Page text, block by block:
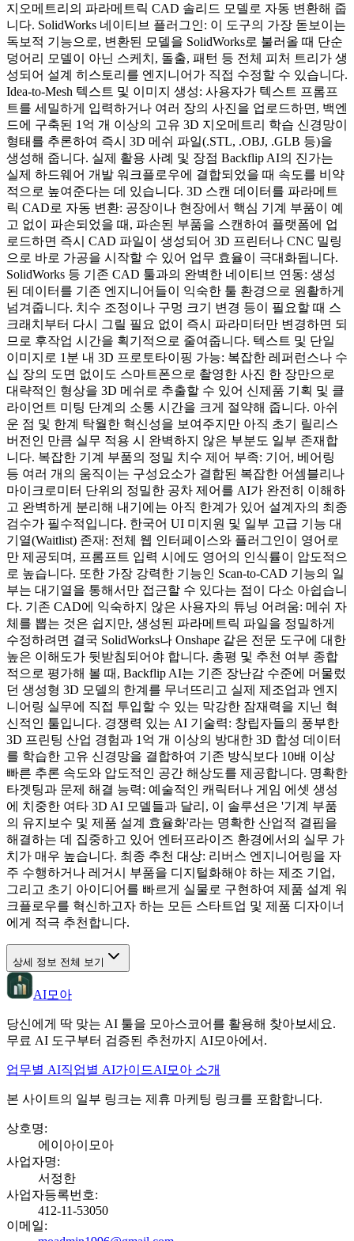
지오메트리의 파라메트릭 CAD 솔리드 모델로 자동 변환해 줍
니다. SolidWorks 네이티브 플러그인: 이 도구의 가장 돋보이는
독보적 기능으로, 변환된 모델을 SolidWorks로 불러올 때 단순
덩어리 모델이 아닌 스케치, 돌출, 패턴 등 전체 피처 트리가 생
성되어 설계 히스토리를 엔지니어가 직접 수정할 수 있습니다.
Idea-to-Mesh 텍스트 및 이미지 생성: 사용자가 텍스트 프롬프
트를 세밀하게 입력하거나 여러 장의 사진을 업로드하면, 백엔
드에 구축된 1억 개 이상의 고유 3D 지오메트리 학습 신경망이
형태를 추론하여 즉시 3D 메쉬 파일(.STL, .OBJ, .GLB 등)을
생성해 줍니다. 실제 활용 사례 및 장점 Backflip AI의 진가는
실제 하드웨어 개발 워크플로우에 결합되었을 때 속도를 비약
적으로 높여준다는 데 있습니다. 3D 스캔 데이터를 파라메트
릭 CAD로 자동 변환: 공장이나 현장에서 핵심 기계 부품이 예
고 없이 파손되었을 때, 파손된 부품을 스캔하여 플랫폼에 업
로드하면 즉시 CAD 파일이 생성되어 3D 프린터나 CNC 밀링
으로 바로 가공을 시작할 수 있어 업무 효율이 극대화됩니다.
SolidWorks 등 기존 CAD 툴과의 완벽한 네이티브 연동: 생성
된 데이터를 기존 엔지니어들이 익숙한 툴 환경으로 원활하게
넘겨줍니다. 치수 조정이나 구멍 크기 변경 등이 필요할 때 스
크래치부터 다시 그릴 필요 없이 즉시 파라미터만 변경하면 되
므로 후작업 시간을 획기적으로 줄여줍니다. 텍스트 및 단일
이미지로 1분 내 3D 프로토타이핑 가능: 복잡한 레퍼런스나 수
십 장의 도면 없이도 스마트폰으로 촬영한 사진 한 장만으로
대략적인 형상을 3D 메쉬로 추출할 수 있어 신제품 기획 및 클
라이언트 미팅 단계의 소통 시간을 크게 절약해 줍니다. 아쉬
운 점 및 한계 탁월한 혁신성을 보여주지만 아직 초기 릴리스
버전인 만큼 실무 적용 시 완벽하지 않은 부분도 일부 존재합
니다. 복잡한 기계 부품의 정밀 치수 제어 부족: 기어, 베어링
등 여러 개의 움직이는 구성요소가 결합된 복잡한 어셈블리나
마이크로미터 단위의 정밀한 공차 제어를 AI가 완전히 이해하
고 완벽하게 분리해 내기에는 아직 한계가 있어 설계자의 최종
검수가 필수적입니다. 한국어 UI 미지원 및 일부 고급 기능 대
기열(Waitlist) 존재: 전체 웹 인터페이스와 플러그인이 영어로
만 제공되며, 프롬프트 입력 시에도 영어의 인식률이 압도적으
로 높습니다. 또한 가장 강력한 기능인 Scan-to-CAD 기능의 일
부는 대기열을 통해서만 접근할 수 있다는 점이 다소 아쉽습니
다. 기존 CAD에 익숙하지 않은 사용자의 튜닝 어려움: 메쉬 자
체를 뽑는 것은 쉽지만, 생성된 파라메트릭 파일을 정밀하게
수정하려면 결국 SolidWorks나 Onshape 같은 전문 도구에 대한
높은 이해도가 뒷받침되어야 합니다. 총평 및 추천 여부 종합
적으로 평가해 볼 때, Backflip AI는 기존 장난감 수준에 머물렀
던 생성형 3D 모델의 한계를 무너뜨리고 실제 제조업과 엔지
니어링 실무에 직접 투입할 수 있는 막강한 잠재력을 지닌 혁
신적인 툴입니다. 경쟁력 있는 AI 기술력: 창립자들의 풍부한
3D 프린팅 산업 경험과 1억 개 이상의 방대한 3D 합성 데이터
를 학습한 고유 신경망을 결합하여 기존 방식보다 10배 이상
빠른 추론 속도와 압도적인 공간 해상도를 제공합니다. 명확한
타겟팅과 문제 해결 능력: 예술적인 캐릭터나 게임 에셋 생성
에 치중한 여타 3D AI 모델들과 달리, 이 솔루션은 '기계 부품
의 유지보수 및 제품 설계 효율화'라는 명확한 산업적 결핍을
해결하는 데 집중하고 있어 엔터프라이즈 환경에서의 실무 가
치가 매우 높습니다. 최종 추천 대상: 리버스 엔지니어링을 자
주 수행하거나 레거시 부품을 디지털화해야 하는 제조 기업,
그리고 초기 아이디어를 빠르게 실물로 구현하여 제품 설계 워
크플로우를 혁신하고자 하는 모든 스타트업 및 제품 디자이너
에게 적극 추천합니다.
상세 정보 전체 보기
AI모아
당신에게 딱 맞는 AI 툴을 모아스코어를 활용해 찾아보세요.
무료 AI 도구부터 검증된 추천까지 AI모아에서.
업무별 AI직업별 AI가이드AI모아 소개
본 사이트의 일부 링크는 제휴 마케팅 링크를 포함합니다.
상호명:
에이아이모아
사업자명:
서정한
사업자등록번호:
412-11-53050
이메일: